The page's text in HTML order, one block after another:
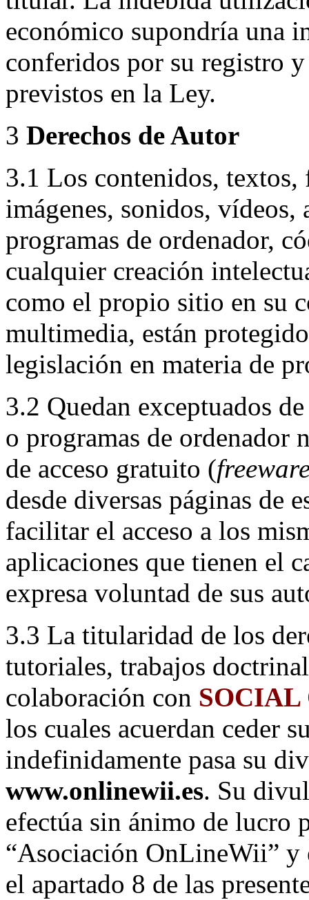
económico supondría una
conferidos por su registro
previstos en la Ley.
3 Derechos de Autor
3.1 Los contenidos,
imágenes, sonidos, vídeos,
programas de ordenador,
cualquier creación
como el propio sitio en su
multimedia, están
legislación en materia de
3.2 Quedan exceptuados
o programas de ordenador
de acceso gratuito (
desde diversas páginas de
facilitar el acceso a los
aplicaciones que tienen el
expresa voluntad de sus
3.3 La titularidad de los
tutoriales, trabajos
colaboración con SOCIAL
los cuales acuerdan ceder
indefinidamente pasa su
www.onlinewii.es. Su
efectúa sin ánimo de lucro
“Asociación OnLineWii” y
el apartado 8 de las